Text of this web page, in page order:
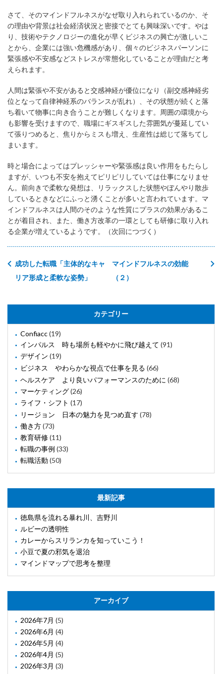
さて、そのマインドフルネスがなぜ取り入れられているのか、そ
の理由や背景は社会経済状況と密接でとても興味深いです。やは
り、技術やテクノロジーの進化が早くビジネスの興亡が激しいこ
とから、企業には強い危機感があり、個々のビジネスパーソンに
緊張感や不安感などストレスが常態化していることが理由だと考
えられます。
人間は緊張や不安があると交感神経が優位になり（副交感神経劣
位となって自律神経系のバランスが乱れ）、その状態が続くと落
ち着いて物事に向き合うことが難しくなります。周囲の環境から
も影響を受けますので、職場にギスギスした雰囲気が蔓延してい
て張りつめると、焦りからミスも増え、生産性は総じて落ちてし
まいます。
時と場合によってはプレッシャーや緊張感は良い作用をもたらし
ますが、いつも不安を抱えてピリピリしていては仕事になりませ
ん。前向きで柔軟な発想は、リラックスした状態やぼんやり散歩
しているときなどにふっと湧くことが多いと言われています。マ
インドフルネスは人間のそのような性質にプラスの効果があるこ
とが着目され、また、働き方改革の一環としても研修に取り入れ
る企業が増えているようです。（次回につづく）
マインドフルネスの効能
（２）
成功した転職「主体的なキャ
リア形成と柔軟な姿勢」
カテゴリー
Confiacc(19)
インパルス 時も場所も軽やかに飛び越えて (91)
デザイン (19)
ビジネス やわらかな視点で仕事を見る (66)
ヘルスケア より良いパフォーマンスのために (68)
マーケティング(26)
ライフ・シフト (17)
リージョン 日本の魅力を見つめ直す (78)
働き方(73)
教育研修(11)
転職の事例 (33)
転職活動 (50)
最新記事
徳島県を流れる暴れ川、吉野川
ルビーの透明性
カレーからスリランカを知っていこう！
小豆で夏の邪気を退治
マインドマップで思考を整理
アーカイブ
2026年7月 (5)
2026年6月 (4)
2026年5月 (4)
2026年4月 (5)
2026年3月 (3)